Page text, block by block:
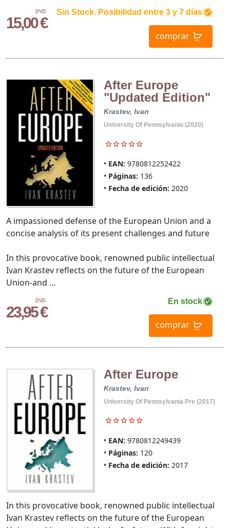
pvp.
15,00 €
Sin Stock. Posibilidad entre 3 y 7 días
comprar
After Europe
"Updated Edition"
Krastev, Ivan
University Of Pennsylvania (2020)
EAN: 9780812252422
Páginas: 136
Fecha de edición: 2020
pvp.
23,95 €
En stock
comprar
A impassioned defense of the European Union and a
concise analysis of its present challenges and future
In this provocative book, renowned public intellectual
Ivan Krastev reflects on the future of the European
Union-and ...
After Europe
Krastev, Ivan
University Of Pennsylvania Pre (2017)
EAN: 9780812249439
Páginas: 120
Fecha de edición: 2017
In this provocative book, renowned public intellectual
Ivan Krastev reflects on the future of the European